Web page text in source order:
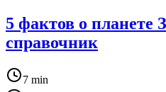
5 фактов о планете
справочник
7 min